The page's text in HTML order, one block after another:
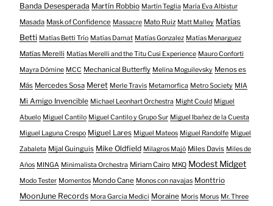
Banda Desesperada Martín Robbio Martín Teglia María Eva Albistur
Masada Mask of Confidence Massacre Mato Ruiz Matt Malley Matías
Betti Matías Betti Trío Matías Damat Matías Gonzalez Matías Menarguez
Matías Merelli Matías Merelli and the Titu Cusi Experience Mauro Conforti
Mayra Dómine MCC Mechanical Butterfly Melina Moguilevsky Menos es
Más Mercedes Sosa Meret Merle Travis Metamorfica Metro Society MIA
Mi Amigo Invencible Michael Leonhart Orchestra Might Could Miguel
Abuelo Miguel Cantilo Miguel Cantilo y Grupo Sur Miguel Ibañez de la Cuesta
Miguel Laguna Crespo Miguel Lares Miguel Mateos Miguel Randolfe Miguel
Zabaleta Mijal Guinguis Mike Oldfield Milagros Majó Miles Davis Miles de
Años MINGA Minimalista Orchestra Miriam Cairo MKQ Modest Midget
Modo Tester Momentos Mondo Cane Monos con navajas Monttrio
MoonJune Records Mora Garcia Medici Moraine Moris Morus Mr. Three